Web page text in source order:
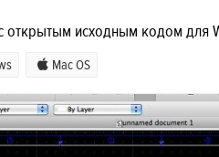
открытым исходным кодом для
Mac OS